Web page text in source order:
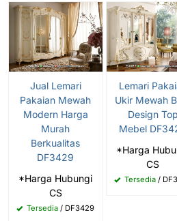
Jual Lemari
Pakaian Mewah
Modern Harga
Murah
Berkualitas
DF3429
*Harga Hubungi
CS
Tersedia / DF3429
Lemari
Ukir Mewah
Design Top
Mebel
*Harga
CS
Tersedia/